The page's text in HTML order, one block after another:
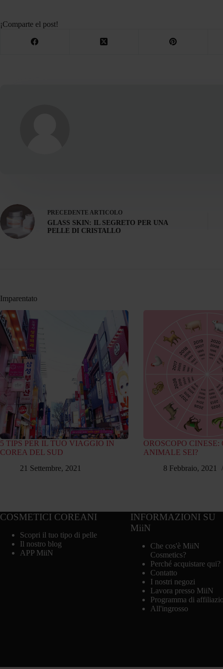
¡Comparte el post!
PRECEDENTE ARTICOLO
GLASS SKIN: IL SEGRETO PER UNA
PELLE DI CRISTALLO
Imparentato
5 TIPS PER IL TUO VIAGGIO IN
COREA DEL SUD
21 Settembre, 2021
OROSCOPO CINESE:
ANIMALE SEI?
8 Febbraio, 2021
COSMETICI COREANI
Scopri il tuo tipo di pelle
Il nostro blog
APP MiiN
INFORMAZIONI SU
MiiN
Che cos'è MiiN
Cosmetics?
Perché acquistare qui?
Contatto
I nostri negozi
Lavora presso MiiN
Programma di
All'ingrosso